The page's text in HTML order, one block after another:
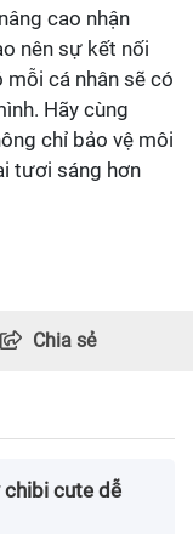
cao nhận
nên sự kết nối
cá nhân sẽ có
Hãy cùng
chỉ bảo vệ môi
tươi sáng hơn
Chia sẻ
chibi cute dễ